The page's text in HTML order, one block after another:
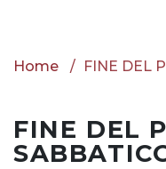
Home FINE DEL
FINE DEL